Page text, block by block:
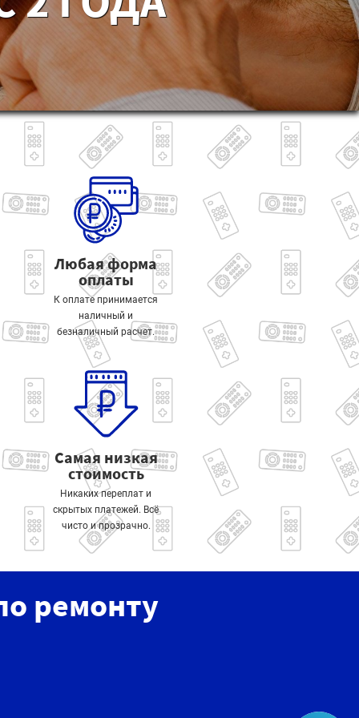
Любая форма
оплаты
К оплате принимается
наличный и
безналичный расчет.
Самая низкая
стоимость
Никаких переплат и
скрытых платежей. Всё
чисто и прозрачно.
ремонту